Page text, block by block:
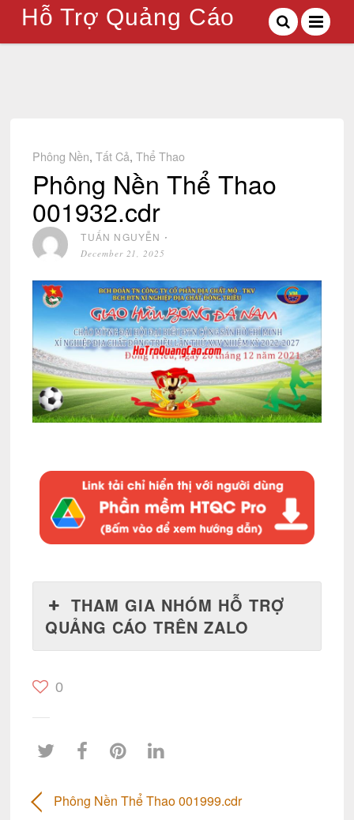
Hỗ Trợ Quảng Cáo
Phông Nền,Tất Cả,Thể Thao
Phông Nền Thể Thao
001932.cdr
TUẤN NGUYỄN ⋅
December 21, 2025
THAM GIA NHÓM HỖ TRỢ
QUẢNG CÁO TRÊN ZALO
0
Phông Nền Thể Thao 001999.cdr